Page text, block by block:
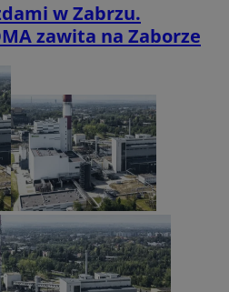
w Zabrzu.
zawita na Zaborze